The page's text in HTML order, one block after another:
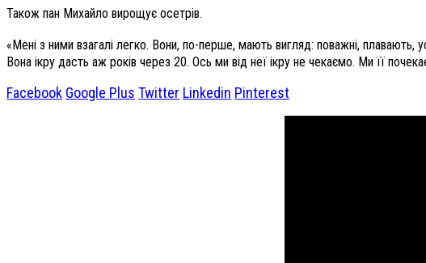
Також пан Михайло вирощує осетрів.
«Мені з ними взагалі легко. Вони, по-перше, мають вигляд: поважні,
Вона ікру дасть аж років через 20. Ось ми від неї ікру не чекаємо. Ми її
Facebook Google Plus Twitter Linkedin Pinterest